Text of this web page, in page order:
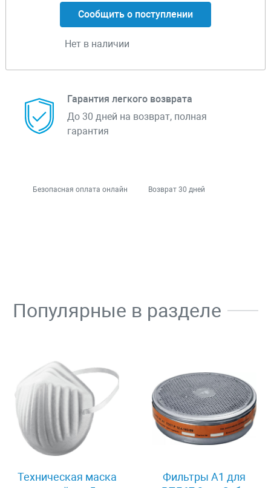
Сообщить о поступлении
Нет в наличии
Гарантия легкого возврата
До 30 дней на возврат, полная
гарантия
Безопасная оплата онлайн Возврат 30 дней
Популярные в разделе
Техническая маска
Фильтры А1 для